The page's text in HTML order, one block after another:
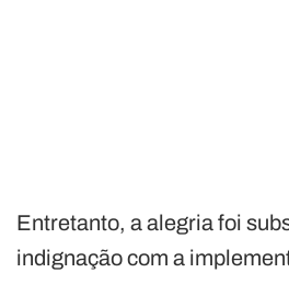
Entretanto, a alegria foi
indignação com a